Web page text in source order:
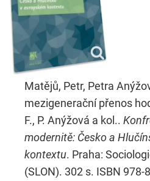
Matějů, Petr, Petra
mezigenerační přenos
F., P. Anýžová a kol..
modernitě: Česko a
kontextu. Praha:
(SLON). 302 s. ISBN 978-